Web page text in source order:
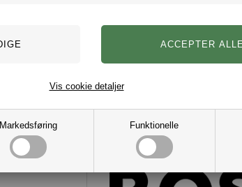
Markedsføring Funktionelle
Vis cookie detaljer
Hugo Boss mærket har
hele verden. Branded blev skabt
Holy der udviklede forretningen
jakkesæt på bestilling. Siden
1996 så de første ure dagens
moderigtige designs har Hugo
Model: Ankelsokker /
Farve: Flere Varianter.
Størrelse: Flere Varianter
Materiale: 80% Bomuld,